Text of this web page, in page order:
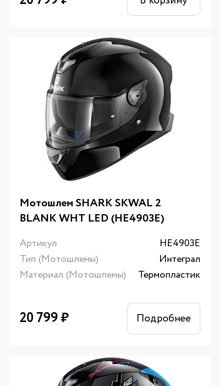
Мотошлем SHARK SKWAL 2
BLANK WHT LED (HE4903E)
Артикул
HE4903E
Тип (Мотошлемы)
Интеграл
Материал (Мотошлемы)
Термопластик
20 799₽ Подробнее